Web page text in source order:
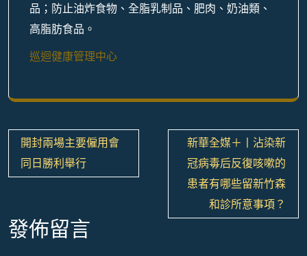
品；防止油炸食物、全脂乳制品、肥肉、奶油類、
高脂肪食品。
巡迴健康管理中心
文
章
導
開封兩場主要僱用會
同日勝利舉行
新華全媒＋丨沾染新
冠病毒后反復咳嗽的
患者有哪些留新竹森
和診所意事項？
發佈留言